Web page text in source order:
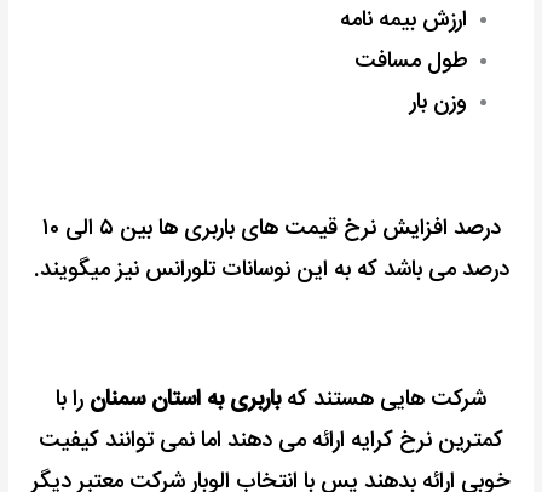
ارزش بیمه نامه
طول مسافت
وزن بار
درصد افزایش نرخ قیمت های باربری ها بین ۵ الی ۱۰
درصد می باشدکه به این نوسانات تلورانس نیز میگویند.
شرکت هایی هستند کهباربری به استان سمنان را با
کمترین نرخ کرایه ارائه می دهند اما نمی توانند کیفیت
خوبی ارائه بدهند پس با انتخاب الوبار شرکت معتبر دیگر